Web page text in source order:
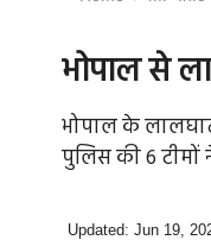
भोपाल से
भोपाल के
पुलिस की 6
Updated: Jun 19,